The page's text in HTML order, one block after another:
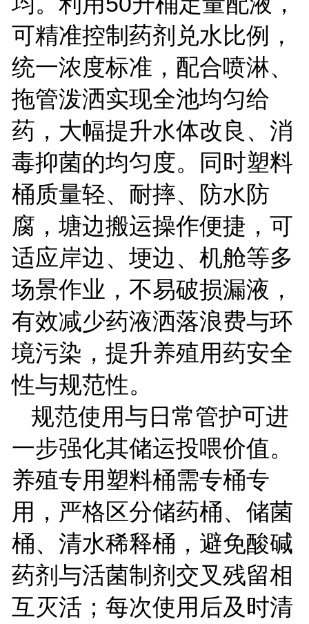
可精准控制药剂兑水比例，
统一浓度标准，配合喷淋、
拖管泼洒实现全池均匀给
药，大幅提升水体改良、消
毒抑菌的均匀度。同时塑料
桶质量轻、耐摔、防水防
腐，塘边搬运操作便捷，可
适应岸边、埂边、机舱等多
场景作业，不易破损漏液，
有效减少药液洒落浪费与环
境污染，提升养殖用药安全
性与规范性。
规范使用与日常管护可进
一步强化其储运投喂价值。
养殖专用塑料桶需专桶专
用，严格区分储药桶、储菌
桶、清水稀释桶，避免酸碱
药剂与活菌制剂交叉残留相
互灭活；每次使用后及时清